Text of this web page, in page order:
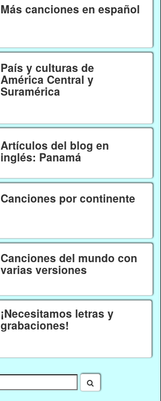
Más canciones en español
País y culturas de
América Central y
Suramérica
Artículos del blog en
inglés: Panamá
Canciones por continente
Canciones del mundo con
varias versiones
¡Necesitamos letras y
grabaciones!